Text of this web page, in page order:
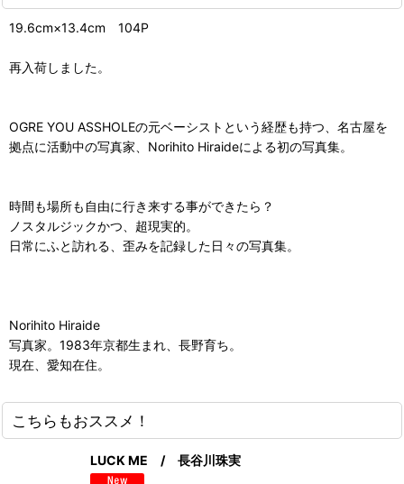
19.6cm×13.4cm 104P
再入荷しました。
OGRE YOU ASSHOLEの元ベーシストという経歴も持つ、名古屋を
拠点に活動中の写真家、Norihito Hiraideによる初の写真集。
時間も場所も自由に行き来する事ができたら？
ノスタルジックかつ、超現実的。
日常にふと訪れる、歪みを記録した日々の写真集。
Norihito Hiraide
写真家。1983年京都生まれ、長野育ち。
現在、愛知在住。
こちらもおススメ！
LUCK ME / 長谷川珠実